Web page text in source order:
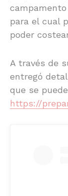
para el cual
poder
A través de
entregó
que se
https://